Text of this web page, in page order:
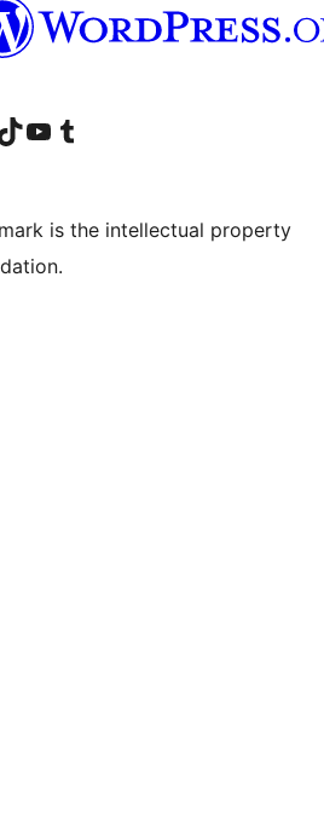
konto
our TikTok account
Visit our YouTube channel
Visit our Tumblr account
is the intellectual property